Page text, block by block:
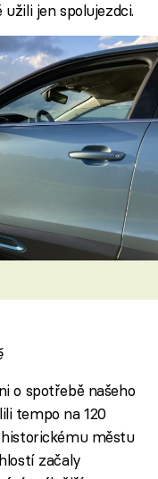
jen spolujezdci.
o spotřebě našeho
tempo na 120
městu
začaly